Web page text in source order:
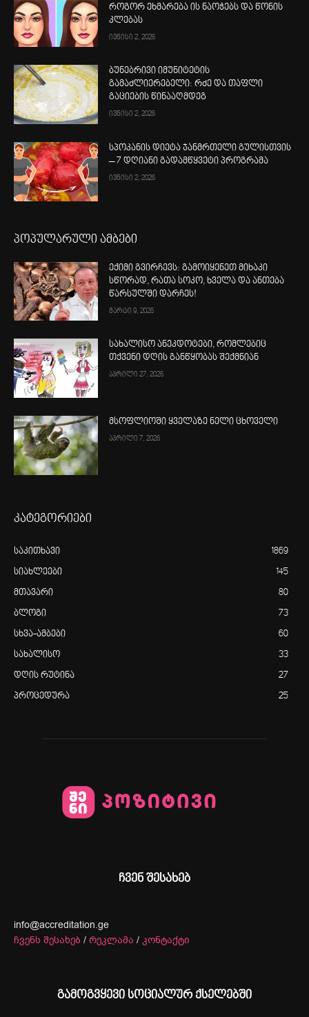
როგორ ეხმარება ის ნაოჭებს და წონის
კლებას
ივნისი 2, 2026
ბუნებრივი იმუნიტეტის
გამაძლიერებელი: რძე და თაფლი
გაციების წინააღმდეგ
ივნისი 2, 2026
სპოკანის დიეტა ჯანმრთელი გულისთვის
– 7 დღიანი გადამწყვეტი პროგრამა
ივნისი 2, 2026
პოპულარული ამბები
ექიმი გვირჩევს: გამოიყენეთ მიხაკი
სწორად, რათა სოკო, ხველა და ანთება
წარსულში დარჩეს!
მარტი 9, 2026
სახალისო ანეკდოტები, რომლებიც
თქვენი დღის განწყობას შექმნიან
აპრილი 27, 2026
მსოფლიოში ყველაზე ნელი ცხოველი
აპრილი 7, 2026
კატეგორიები
საკითხავი 1869
სიახლეები 145
მთავარი 80
ბლოგი 73
სხვა-ამბები 60
სახალისო 33
დღის რუტინა 27
პროცედურა 25
ჩვენ შესახებ
info@accreditation.ge
ჩვენს შესახებ / რეკლამა / კონტაქტი
გამოგვყევი სოციალურ ქსელებში